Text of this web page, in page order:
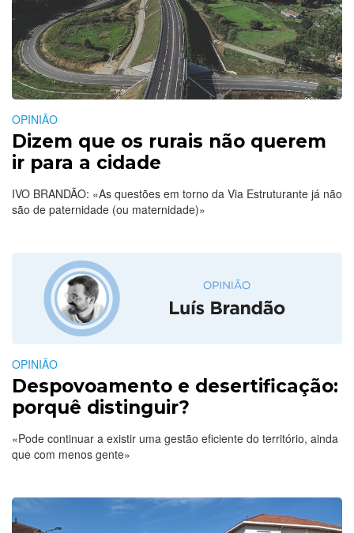
OPINIÃO
Dizem que os rurais não querem
ir para a cidade
IVO BRANDÃO: «As questões em torno da Via Estruturante já não
são de paternidade (ou maternidade)»
OPINIÃO
Despovoamento e desertificação:
porquê distinguir?
«Pode continuar a existir uma gestão eficiente do território, ainda
que com menos gente»